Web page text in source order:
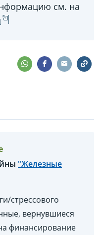
см. на
"Железные
стрессового
вернувшиеся
финансирование